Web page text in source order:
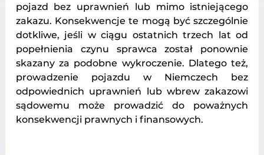
pojazd bez uprawnień lub mimo istniejącego
zakazu. Konsekwencje te mogą być szczególnie
dotkliwe, jeśli w ciągu ostatnich trzech lat od
popełnienia czynu sprawca został ponownie
skazany za podobne wykroczenie. Dlatego też,
prowadzenie pojazdu w Niemczech bez
odpowiednich uprawnień lub wbrew zakazowi
sądowemu może prowadzić do poważnych
konsekwencji prawnych i finansowych.